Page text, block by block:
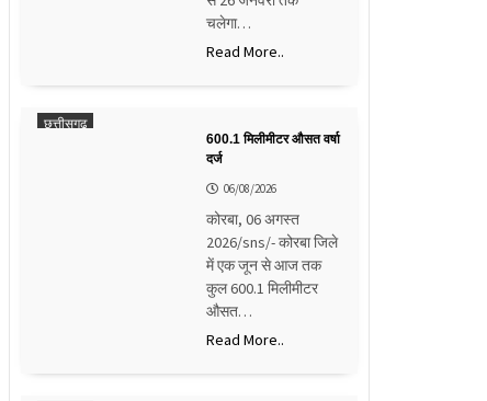
चलेगा…
Read More..
छत्तीसगढ़
600.1 मिलीमीटर औसत वर्षा
दर्ज
06/08/2026
कोरबा, 06 अगस्त
2026/sns/- कोरबा जिले
में एक जून से आज तक
कुल 600.1 मिलीमीटर
औसत…
Read More..